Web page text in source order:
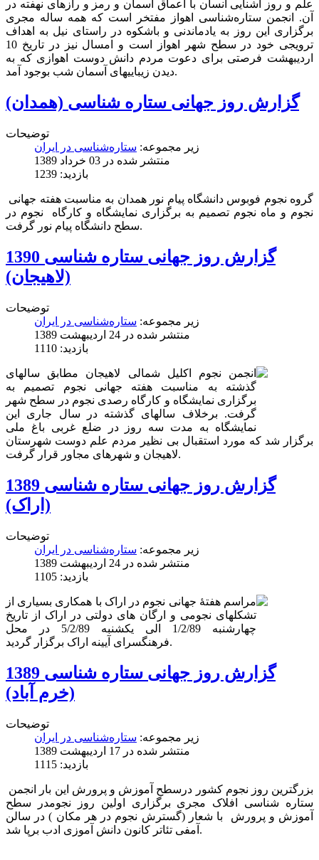
علم و روز آشنایی انسان با اعماق آسمان و رمز و رازهای نهفته در
آن. انجمن ستاره‌شناسی اهواز مفتخر است که همه ساله مجری
برگزاری این روز به یادماندنی و باشکوه در راستای نیل به اهداف
ترویجی خود در سطح شهر اهواز است و امسال نیز در تاریخ 10
اردیبهشت فرصتی برای دعوت مردم دانش دوست اهوازی که به
دیدن زیباییهای آسمان شب بوجود آمد.
گزارش روز جهانی ستاره شناسی (همدان)
توضیحات
زیر مجموعه: ستاره‌شناسی در ایران
منتشر شده در 03 خرداد 1389
بازدید: 1239
نجوم و ماه نجوم تصمیم به برگزاری نمایشگاه و کارگاه نجوم در
سطح دانشگاه پيام نور گرفت.
گزارش روز جهانی ستاره شناسی 1390
(لاهیجان)
توضیحات
زیر مجموعه: ستاره‌شناسی در ایران
منتشر شده در 24 ارديبهشت 1389
بازدید: 1110
انجمن نجوم اکلیل شمالی لاهیجان مطابق سالهای
گذشته به مناسبت هفته جهانی نجوم تصمیم به
برگزاری نمایشگاه و کارگاه رصدی نجوم در سطح شهر
گرفت. برخلاف سالهای گذشته در سال جاری این
نمایشگاه به مدت سه روز در ضلع غربی باغ ملی
برگزار شد که مورد استقبال بی نظیر مردم علم دوست شهرستان
لاهیجان و شهرهای مجاور قرار گرفت.
گزارش روز جهانی ستاره شناسی 1389
(اراک)
توضیحات
زیر مجموعه: ستاره‌شناسی در ایران
منتشر شده در 24 ارديبهشت 1389
بازدید: 1105
مراسم هفتۀ جهانی نجوم در اراک با همکاری بسیاری از
تشکلهای نجومی و ارگان های دولتی در اراک از تاریخ
چهارشنبه 1/2/89 الی یکشنبه 5/2/89 در محل
فرهنگسرای آیینه اراک برگزار گردید.
گزارش روز جهانی ستاره شناسی 1389
(خرم آباد)
توضیحات
زیر مجموعه: ستاره‌شناسی در ایران
منتشر شده در 17 ارديبهشت 1389
بازدید: 1115
بزرگترین روز نجوم کشور درسطح آموزش و پرورش این بار انجمن
ستاره شناسی افلاک مجری برگزاری اولین روز نجومدر سطح
آموزش و پرورش با شعار (گسترش نجوم در هر مکان ) در سالن
آمفی تئاتر کانون دانش آموزی ادب برپا شد.